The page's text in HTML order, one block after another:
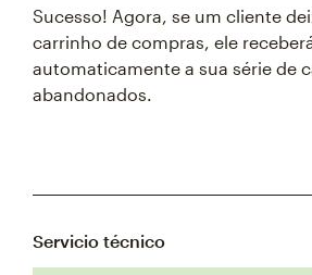
Sucesso! Agora, se um cliente
carrinho de compras, ele
automaticamente a sua série de
abandonados.
Servicio técnico